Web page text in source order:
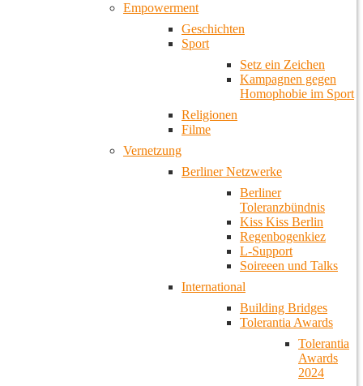
Empowerment
Geschichten
Sport
Setz ein Zeichen
Kampagnen gegen
Homophobie im Sport
Religionen
Filme
Vernetzung
Berliner Netzwerke
Berliner
Toleranzbündnis
Kiss Kiss Berlin
Regenbogenkiez
L-Support
Soireeen und Talks
International
Building Bridges
Tolerantia Awards
Tolerantia
Awards
2024